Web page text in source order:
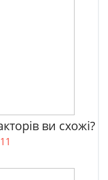
ви схожі?
11